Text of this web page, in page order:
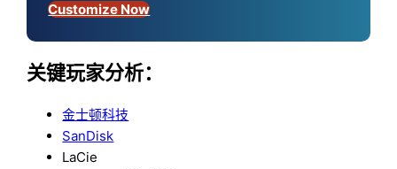
Customize Now
关键玩家分析：
金士顿科技
SanDisk
LaCie